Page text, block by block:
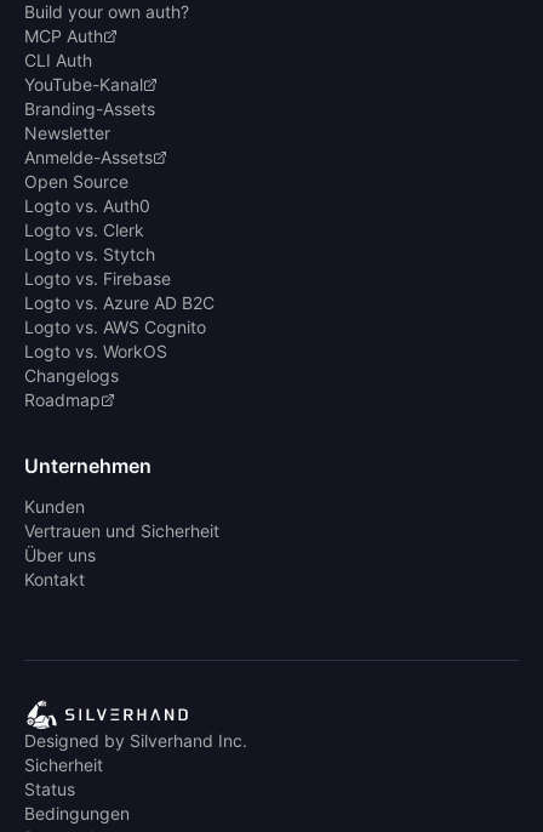
Build your own auth?
MCP Auth
CLI Auth
YouTube-Kanal
Branding-Assets
Newsletter
Anmelde-Assets
Open Source
Logto vs. Auth0
Logto vs. Clerk
Logto vs. Stytch
Logto vs. Firebase
Logto vs. Azure AD B2C
Logto vs. AWS Cognito
Logto vs. WorkOS
Changelogs
Roadmap
Unternehmen
Kunden
Vertrauen und Sicherheit
Über uns
Kontakt
Designed by Silverhand Inc.
Sicherheit
Status
Bedingungen